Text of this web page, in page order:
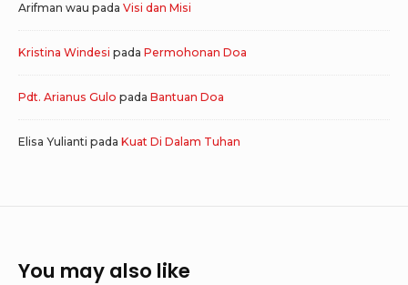
Arifman wau pada Visi dan Misi
Kristina Windesi pada Permohonan Doa
Pdt. Arianus Gulo pada Bantuan Doa
Elisa Yulianti pada Kuat Di Dalam Tuhan
You may also like